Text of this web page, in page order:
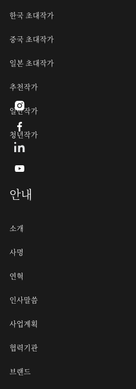
한국 초대작가
중국 초대작가
일본 초대작가
추천작가
일반작가
청년작가
안내
소개
사명
연혁
인사말씀
사업계획
협력기관
브랜드


